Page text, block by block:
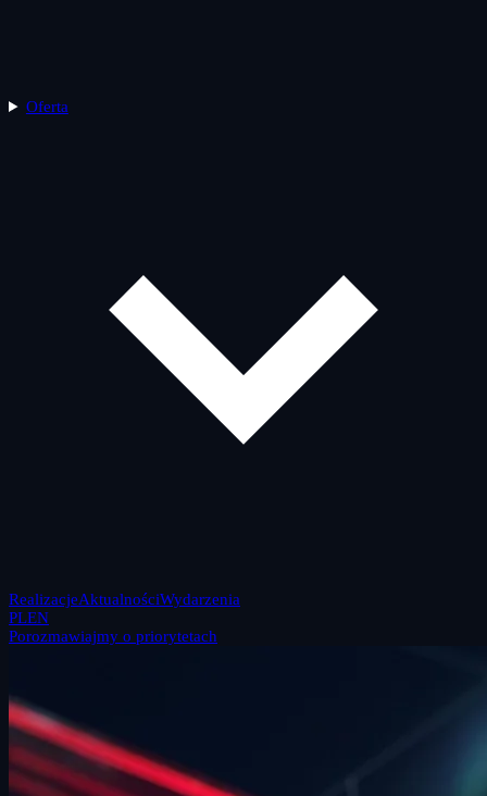
Oferta
RealizacjeAktualnościWydarzenia
PLEN
Porozmawiajmy o priorytetach